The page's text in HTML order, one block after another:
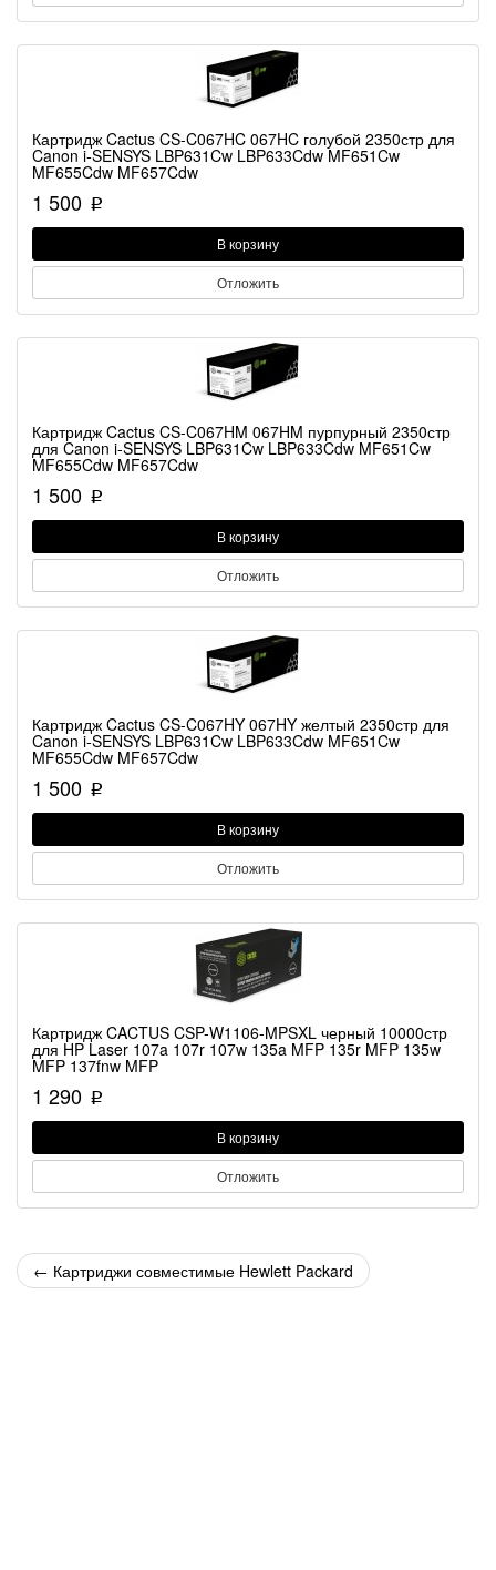
Картридж Cactus CS-C067HC 067HC голубой 2350стр для
Canon i-SENSYS LBP631Cw LBP633Cdw MF651Cw
MF655Cdw MF657Cdw
1 500 p
В корзину
Отложить
Картридж Cactus CS-C067HM 067HM пурпурный 2350стр
для Canon i-SENSYS LBP631Cw LBP633Cdw MF651Cw
MF655Cdw MF657Cdw
1 500 p
В корзину
Отложить
Картридж Cactus CS-C067HY 067HY желтый 2350стр для
Canon i-SENSYS LBP631Cw LBP633Cdw MF651Cw
MF655Cdw MF657Cdw
1 500 p
В корзину
Отложить
Картридж CACTUS CSP-W1106-MPSXL черный 10000стр
для HP Laser 107a 107r 107w 135a MFP 135r MFP 135w
MFP 137fnw MFP
1 290 p
В корзину
Отложить
← Картриджи совместимые Hewlett Packard